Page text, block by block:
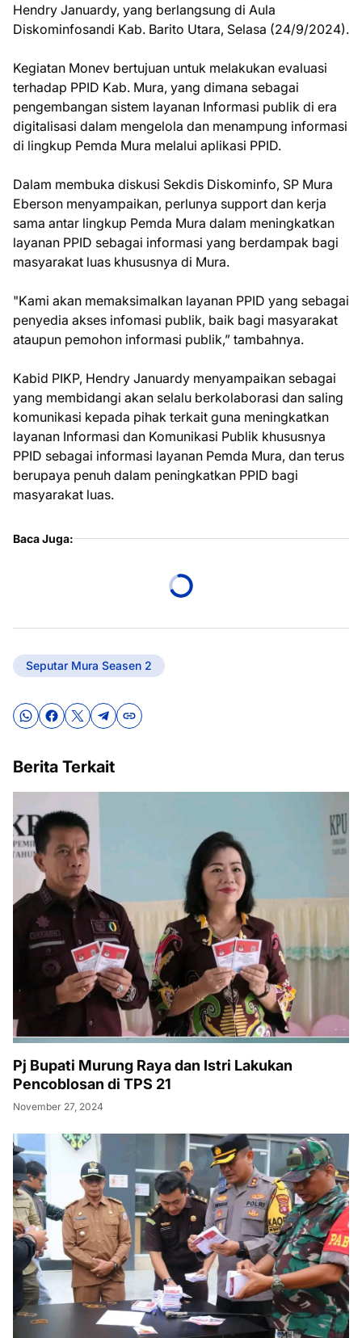
Hendry Januardy, yang berlangsung di Aula
Diskominfosandi Kab. Barito Utara, Selasa (24/9/2024).
Kegiatan Monev bertujuan untuk melakukan evaluasi
terhadap PPID Kab. Mura, yang dimana sebagai
pengembangan sistem layanan Informasi publik di era
digitalisasi dalam mengelola dan menampung informasi
di lingkup Pemda Mura melalui aplikasi PPID.
Dalam membuka diskusi Sekdis Diskominfo, SP Mura
Eberson menyampaikan, perlunya support dan kerja
sama antar lingkup Pemda Mura dalam meningkatkan
layanan PPID sebagai informasi yang berdampak bagi
masyarakat luas khususnya di Mura.
"Kami akan memaksimalkan layanan PPID yang sebagai
penyedia akses infomasi publik, baik bagi masyarakat
ataupun pemohon informasi publik,” tambahnya.
Kabid PIKP, Hendry Januardy menyampaikan sebagai
yang membidangi akan selalu berkolaborasi dan saling
komunikasi kepada pihak terkait guna meningkatkan
layanan Informasi dan Komunikasi Publik khususnya
PPID sebagai informasi layanan Pemda Mura, dan terus
berupaya penuh dalam peningkatkan PPID bagi
masyarakat luas.
Baca Juga:
Seputar Mura Seasen 2
Berita Terkait
Pj Bupati Murung Raya dan Istri Lakukan
Pencoblosan di TPS 21
November 27, 2024